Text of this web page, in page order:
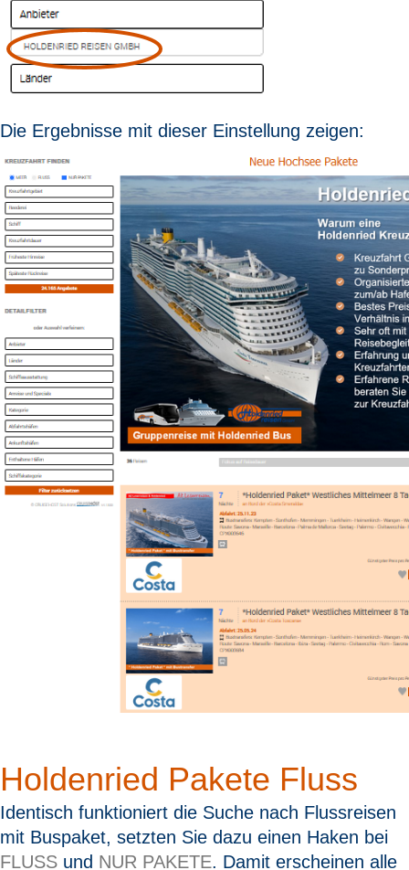
Die Ergebnisse mit dieser Einstellung zeigen:
Holdenried Pakete Fluss
Identisch funktioniert die Suche nach Flussreisen
mit Buspaket, setzten Sie dazu einen Haken bei
FLUSS und NUR PAKETE. Damit erscheinen alle